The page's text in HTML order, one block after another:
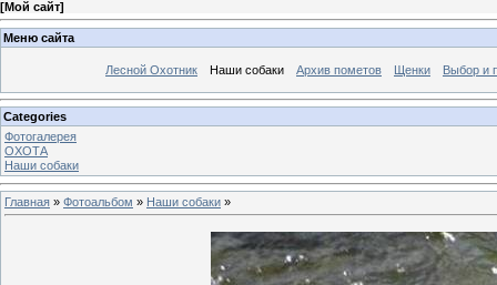
[Мой сайт]
Меню сайта
Лесной Охотник Наши собаки Архив пометов Щенки Выбор и
Categories
Фотогалерея
ОХОТА
Наши собаки
Главная » Фотоальбом » Наши собаки »